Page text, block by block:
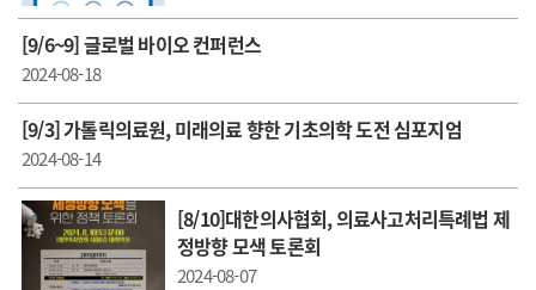
[9/6~9] 글로벌 바이오 컨퍼런스
2024-08-18
[9/3] 가톨릭의료원, 미래의료 향한 기초의학 도전 심포지엄
2024-08-14
[8/10]대한의사협회, 의료사고처리특례법 제
정방향 모색 토론회
2024-08-07